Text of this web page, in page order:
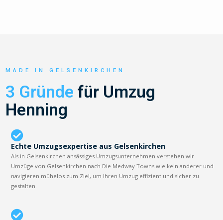
MADE IN GELSENKIRCHEN
3 Gründe für Umzug
Henning
Echte Umzugsexpertise aus Gelsenkirchen
Als in Gelsenkirchen ansässiges Umzugsunternehmen verstehen wir
Umzüge von Gelsenkirchen nach Die Medway Towns wie kein anderer und
navigieren mühelos zum Ziel, um Ihren Umzug effizient und sicher zu
gestalten.